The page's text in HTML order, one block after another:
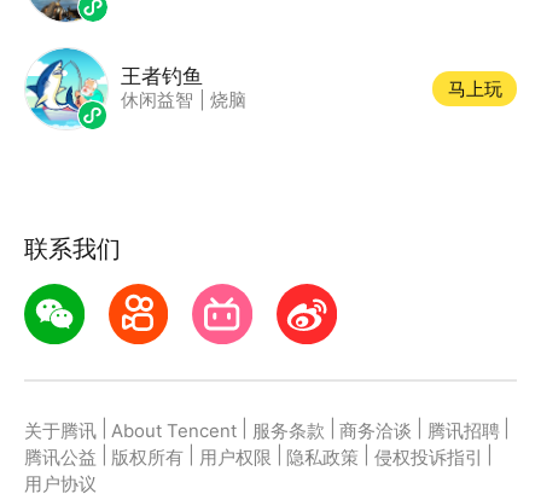
王者钓鱼
休闲益智 烧脑
马上玩
联系我们
关于腾讯 About Tencent 服务条款 商务洽谈 腾讯招聘
腾讯公益
版权所有 用户权限 隐私政策 侵权投诉指引
用户协议